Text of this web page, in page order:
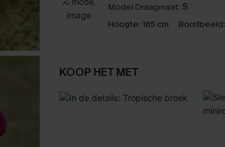
Model Draagmaat: S
Hoogte: 165 cm Borstbeeld:
KOOP HET MET